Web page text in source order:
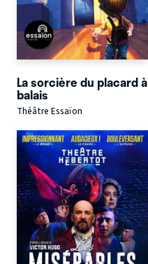
La sorcière du placard à
balais
Théâtre Essaïon